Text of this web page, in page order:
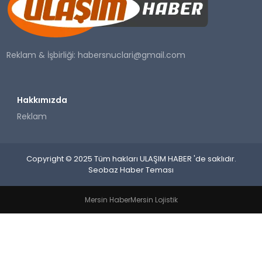
SAĞLIK
YAŞAM
Reklam & İşbirliği:habersnuclari@gmail.com
Hakkımızda
Reklam
Copyright © 2025 Tüm hakları ULAŞIM HABER 'de saklıdır.
Seobaz Haber Teması
Mersin HaberMersin Lojistik